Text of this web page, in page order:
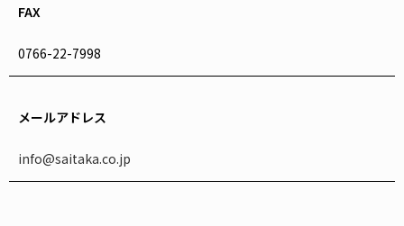
FAX
0766-22-7998
メールアドレス
info@saitaka.co.jp